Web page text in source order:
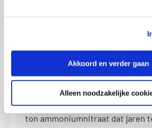
Akkoord en verder gaan
Alleen noodzakelijke
1. Beiroet
Op 5 augustus vond er in de
Libanese hoofdstad Beiroet een
explosie plaats. Veroorzaakt
ton ammoniumnitraat dat jaren